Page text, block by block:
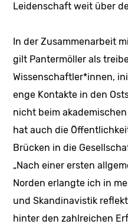
Leidenschaft weit über
In der Zusammenarbeit
gilt Pantermöller als
Wissenschaftler*innen,
enge Kontakte in den
nicht beim
hat auch die
Brücken in die
„Nach einer ersten
Norden erlangte ich in
und Skandinavistik
hinter den zahlreichen